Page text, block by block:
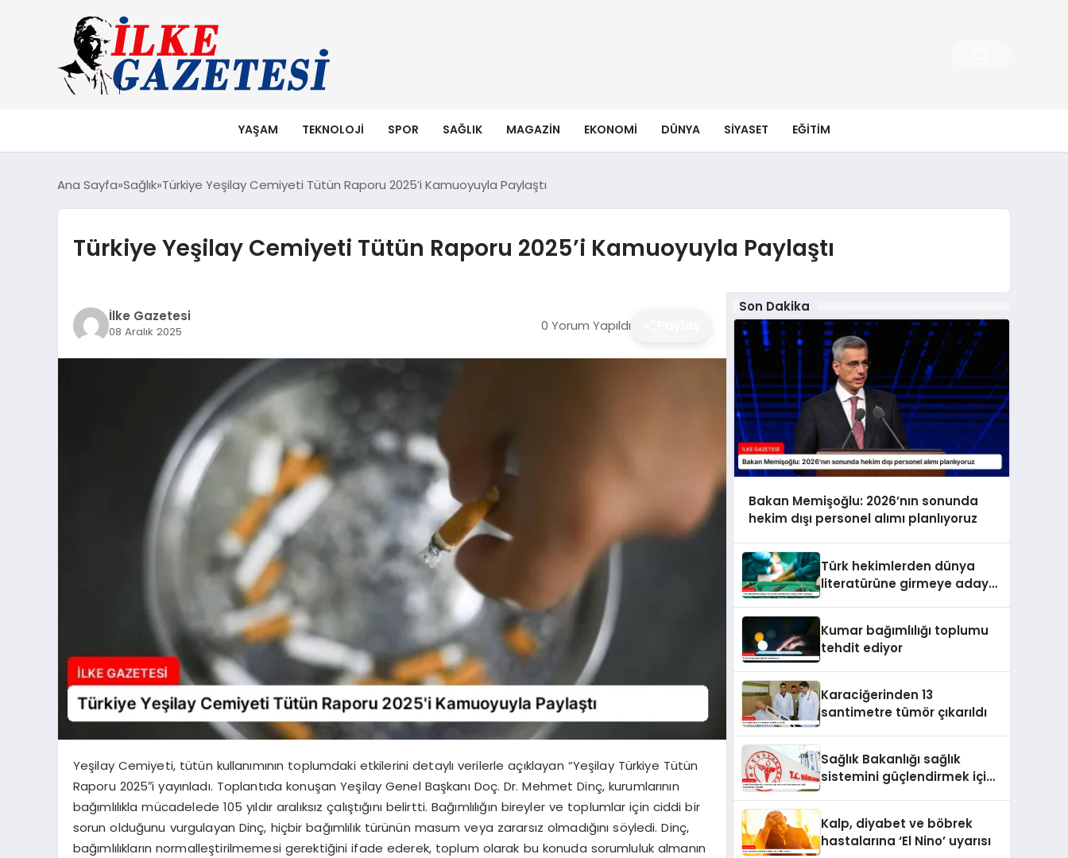
YAŞAM TEKNOLOJI SPOR SAĞLIK MAGAZIN EKONOMI DÜNYA SIYASET EĞITIM
Ana Sayfa Sağlık Türkiye Yeşilay Cemiyeti Tütün Raporu 2025’i Kamuoyuyla Paylaştı
Türkiye Yeşilay Cemiyeti Tütün Raporu 2025’i Kamuoyuyla Paylaştı
İlke Gazetesi
08 Aralık 2025 0 Yorum Yapıldı
Yeşilay Cemiyeti, tütün kullanımının toplumdaki etkilerini detaylı verilerle açıklayan “Yeşilay Türkiye Tütün
Raporu 2025″i yayınladı. Toplantıda konuşan Yeşilay Genel Başkanı Doç. Dr. Mehmet Dinç, kurumlarının
bağımlılıkla mücadelede 105 yıldır aralıksız çalıştığını belirtti. Bağımlılığın bireyler ve toplumlar için ciddi bir
sorun olduğunu vurgulayan Dinç, hiçbir bağımlılık türünün masum veya zararsız olmadığını söyledi. Dinç,
bağımlılıkların normalleştirilmemesi gerektiğini ifade ederek, toplum olarak bu konuda sorumluluk almanın
Son Dakika
Bakan Memişoğlu: 2026’nın sonunda
hekim dışı personel alımı planlıyoruz
Türk hekimlerden dünya
literatürüne girmeye aday
Kumar bağımlılığı toplumu
tehdit ediyor
Karaciğerinden 13
santimetre tümör çıkarıldı
Sağlık Bakanlığı sağlık
sistemini güçlendirmek için
Kalp, diyabet ve böbrek
hastalarına ‘El Nino’ uyarısı